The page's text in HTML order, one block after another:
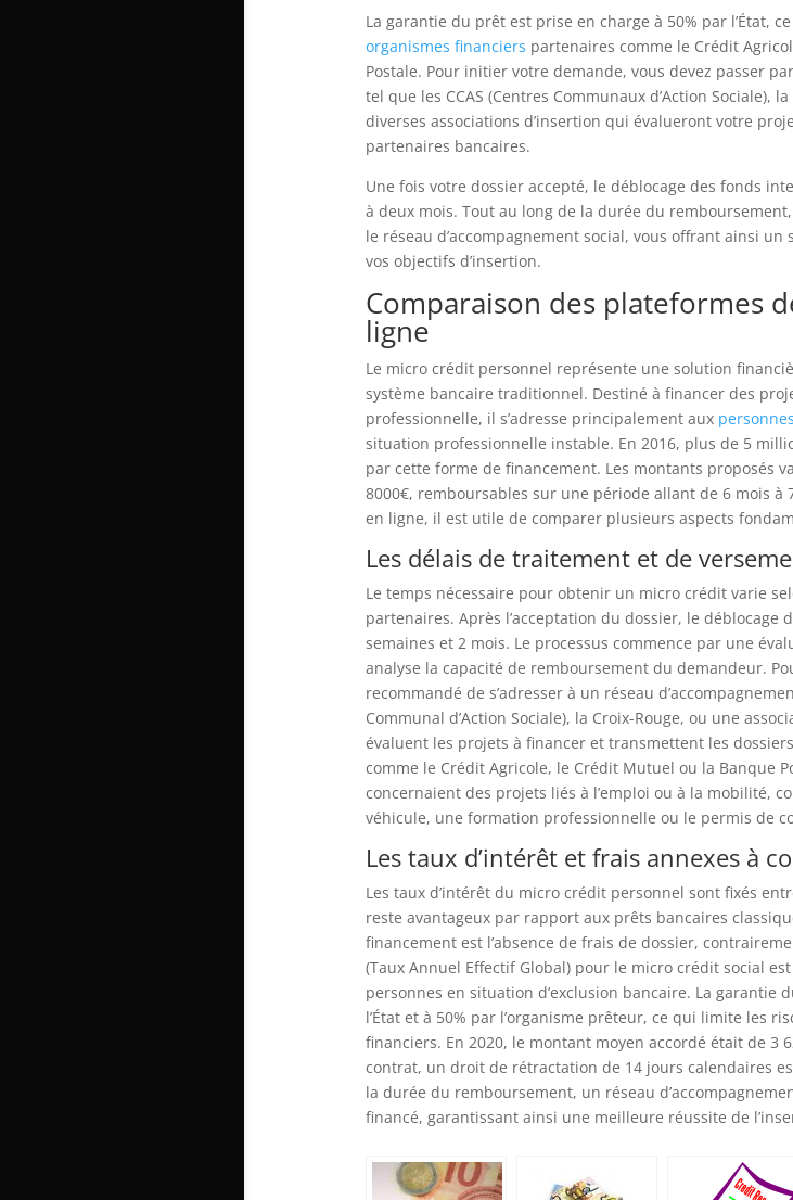
La garantie du prêt est prise en charge à 50% par l’État,
organismes financiers partenaires comme le Crédit
Postale. Pour initier votre demande, vous devez passer
tel que les CCAS (Centres Communaux d’Action Sociale),
diverses associations d’insertion qui évalueront votre
partenaires bancaires.
Une fois votre dossier accepté, le déblocage des fonds
à deux mois. Tout au long de la durée du
le réseau d’accompagnement social, vous offrant ainsi
vos objectifs d’insertion.
Comparaison des plateformes
ligne
Le micro crédit personnel représente une solution
système bancaire traditionnel. Destiné à financer des
professionnelle, il s’adresse principalement aux
situation professionnelle instable. En 2016, plus de 5
par cette forme de financement. Les montants proposés
8000€, remboursables sur une période allant de 6 mois à
en ligne, il est utile de comparer plusieurs aspects
Les délais de traitement et de
Le temps nécessaire pour obtenir un micro crédit varie
partenaires. Après l’acceptation du dossier, le
semaines et 2 mois. Le processus commence par une
analyse la capacité de remboursement du demandeur.
recommandé de s’adresser à un réseau
Communal d’Action Sociale), la Croix-Rouge, ou une
évaluent les projets à financer et transmettent les
comme le Crédit Agricole, le Crédit Mutuel ou la Banque
concernaient des projets liés à l’emploi ou à la mobilité,
véhicule, une formation professionnelle ou le permis de
Les taux d’intérêt et frais annexes à
Les taux d’intérêt du micro crédit personnel sont fixés
reste avantageux par rapport aux prêts bancaires
financement est l’absence de frais de dossier,
(Taux Annuel Effectif Global) pour le micro crédit social
personnes en situation d’exclusion bancaire. La garantie
l’État et à 50% par l’organisme prêteur, ce qui limite les
financiers. En 2020, le montant moyen accordé était de 3
contrat, un droit de rétractation de 14 jours calendaires
la durée du remboursement, un réseau
financé, garantissant ainsi une meilleure réussite de